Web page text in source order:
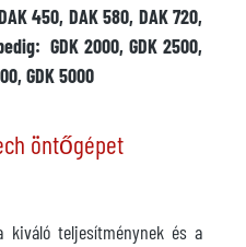
450, DAK 580, DAK 720,
GDK 2000, GDK 2500,
GDK 5000
öntőgépet
kiváló teljesítménynek és a